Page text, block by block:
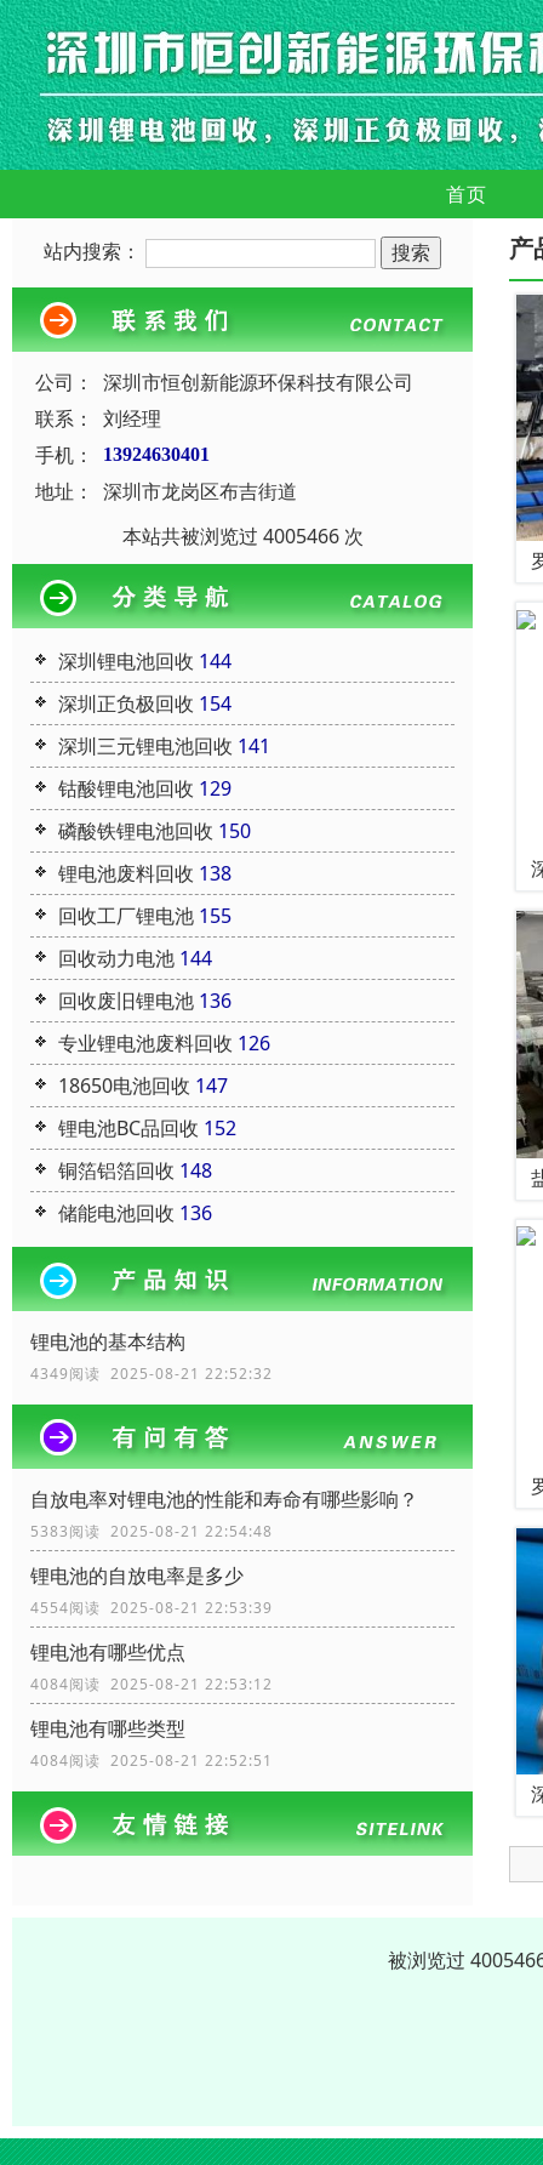
首页
站内搜索：
公司：
深圳市恒创新能源环保科技有限公司
联系：
刘经理
手机：
13924630401
地址：
深圳市龙岗区布吉街道
本站共被浏览过 4005466 次
深圳锂电池回收 144
深圳正负极回收 154
深圳三元锂电池回收 141
钴酸锂电池回收 129
磷酸铁锂电池回收 150
锂电池废料回收 138
回收工厂锂电池 155
回收动力电池 144
回收废旧锂电池 136
专业锂电池废料回收 126
18650电池回收 147
锂电池BC品回收 152
铜箔铝箔回收 148
储能电池回收 136
锂电池的基本结构
4349阅读 2025-08-21 22:52:32
自放电率对锂电池的性能和寿命有哪些影响？
5383阅读 2025-08-21 22:54:48
锂电池的自放电率是多少
4554阅读 2025-08-21 22:53:39
锂电池有哪些优点
4084阅读 2025-08-21 22:53:12
锂电池有哪些类型
4084阅读 2025-08-21 22:52:51
产
被浏览过